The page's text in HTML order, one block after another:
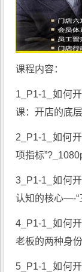
课程内容：
1_P1-1_如何
课：开店的底
2_P1-1_如何
项指标
3_P1-1_如何
认知的核心—-“
4_P1-1_如何
老板的两种身
5_P1-1_如何